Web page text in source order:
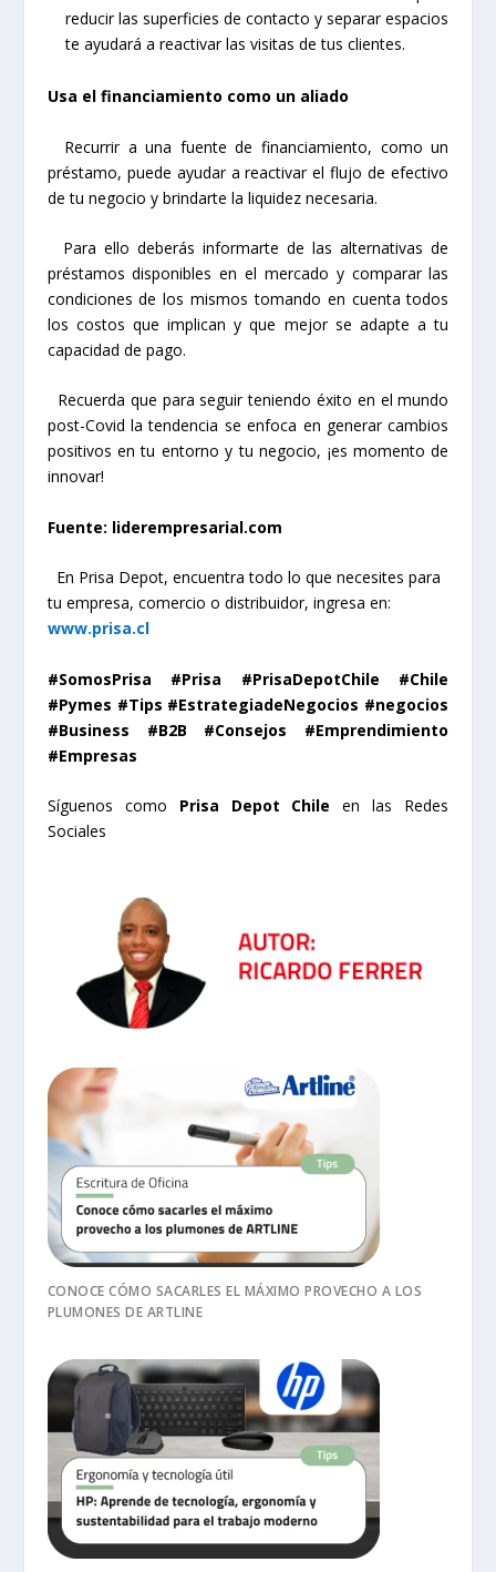
reducir las superficies de contacto y separar espacios
te ayudará a reactivar las visitas de tus clientes.
Usa el financiamiento como un aliado
Recurrir a una fuente de financiamiento, como un
préstamo, puede ayudar a reactivar el flujo de efectivo
de tu negocio y brindarte la liquidez necesaria.
Para ello deberás informarte de las alternativas de
préstamos disponibles en el mercado y comparar las
condiciones de los mismos tomando en cuenta todos
los costos que implican y que mejor se adapte a tu
capacidad de pago.
Recuerda que para seguir teniendo éxito en el mundo
post-Covid la tendencia se enfoca en generar cambios
positivos en tu entorno y tu negocio, ¡es momento de
innovar!
Fuente: liderempresarial.com
En Prisa Depot, encuentra todo lo que necesites para
tu empresa, comercio o distribuidor, ingresa en:
www.prisa.cl
#SomosPrisa #Prisa #PrisaDepotChile #Chile
#Pymes #Tips #EstrategiadeNegocios #negocios
#Business #B2B #Consejos #Emprendimiento
#Empresas
Síguenos como Prisa Depot Chile en las Redes
Sociales
CONOCE CÓMO SACARLES EL MÁXIMO PROVECHO A LOS
PLUMONES DE ARTLINE